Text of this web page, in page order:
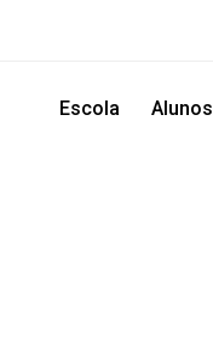
Escola Alunos